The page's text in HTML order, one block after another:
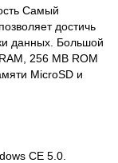
Самый
достичь
данных. Большой
256 MB ROM
MicroSD и
CE 5.0.